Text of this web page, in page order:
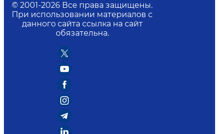
© 2001-2026 Все права защищены.
При использовании материалов с
данного сайта ссылка на сайт
обязательна.